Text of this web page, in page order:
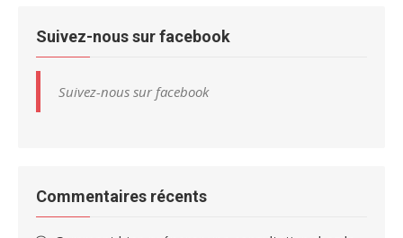
Suivez-nous sur facebook
Suivez-nous sur facebook
Commentaires récents